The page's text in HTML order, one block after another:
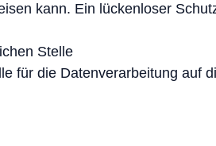
kann. Ein lückenloser
Stelle
für die Datenverarbeitung auf